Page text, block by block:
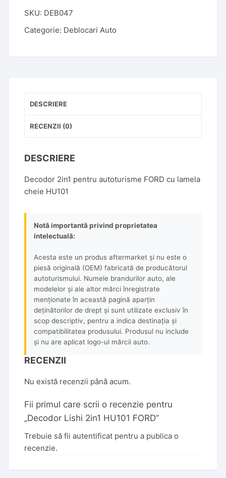
SKU: DEB047
Categorie: Deblocari Auto
DESCRIERE
RECENZII (0)
DESCRIERE
Decodor 2in1 pentru autoturisme FORD cu lamela
cheie HU101
Notă importantă privind proprietatea
intelectuală:
Acesta este un produs aftermarket și nu este o
piesă originală (OEM) fabricată de producătorul
autoturismului. Numele brandurilor auto, ale
modelelor și ale altor mărci înregistrate
menționate în această pagină aparțin
deținătorilor de drept și sunt utilizate exclusiv în
scop descriptiv, pentru a indica destinația și
compatibilitatea produsului. Produsul nu include
și nu are aplicat logo-ul mărcii auto.
RECENZII
Nu există recenzii până acum.
Fii primul care scrii o recenzie pentru
„Decodor Lishi 2in1 HU101 FORD”
Trebuie să fiiautentificat pentru a publica o
recenzie.